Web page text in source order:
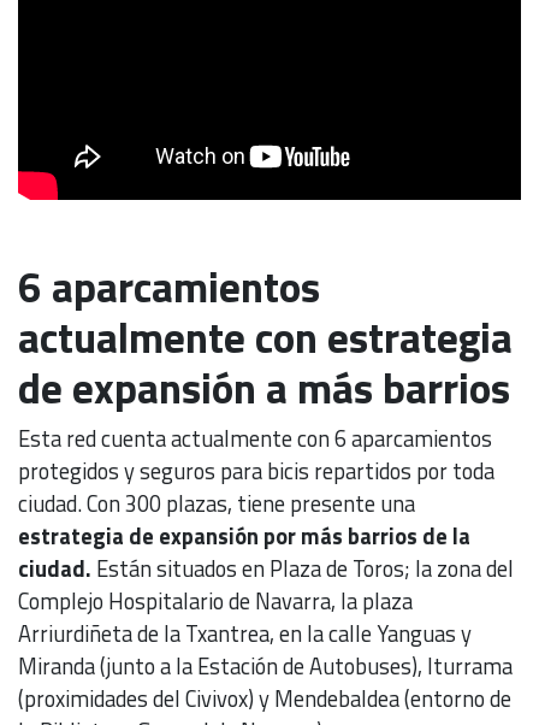
6 aparcamientos
actualmente con estrategia
de expansión a más barrios
Esta red cuenta actualmente con 6 aparcamientos
protegidos y seguros para bicis repartidos por toda
ciudad. Con 300 plazas, tiene presente una
estrategia de expansión por más barrios de la
ciudad. Están situados en Plaza de Toros; la zona del
Complejo Hospitalario de Navarra, la plaza
Arriurdiñeta de la Txantrea, en la calle Yanguas y
Miranda (junto a la Estación de Autobuses), Iturrama
(proximidades del Civivox) y Mendebaldea (entorno de